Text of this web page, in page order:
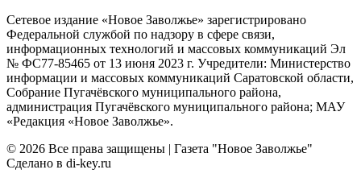
Сетевое издание «Новое Заволжье» зарегистрировано
Федеральной службой по надзору в сфере связи,
информационных технологий и массовых коммуникаций Эл
№ ФС77-85465 от 13 июня 2023 г. Учредители: Министерство
информации и массовых коммуникаций Саратовской области,
Собрание Пугачёвского муниципального района,
администрация Пугачёвского муниципального района; МАУ
«Редакция «Новое Заволжье».
© 2026 Все права защищены | Газета "Новое Заволжье"
Сделано в di-key.ru